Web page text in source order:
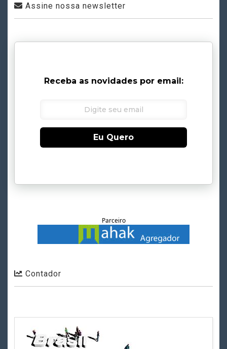
Assine nossa newsletter
Receba as novidades por email:
Eu Quero
Parceiro
Contador